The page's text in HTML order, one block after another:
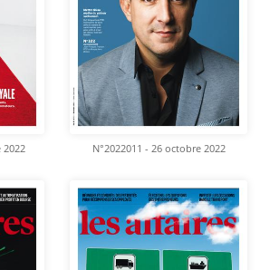
2022 N°2022011 - 26 octobre 2022